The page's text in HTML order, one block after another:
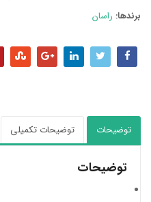
برندها: راسان
توضیحات توضیحات تکمیلی
توضیحات